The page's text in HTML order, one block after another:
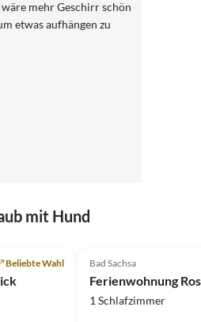
mehr Geschirr schön
mit Hund
Beliebte Wahl Bad Sachsa
Ferienwohnung
1 Schlafzimmer